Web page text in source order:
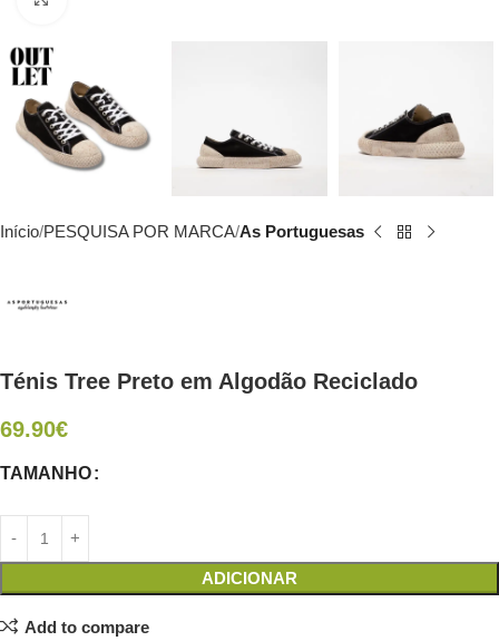
Início PESQUISA POR MARCA As Portuguesas
Ténis Tree Preto em Algodão Reciclado
69.90€
TAMANHO
ADICIONAR
Add to compare